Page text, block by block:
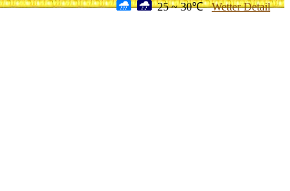
25 ~ 30℃ Wetter Detail